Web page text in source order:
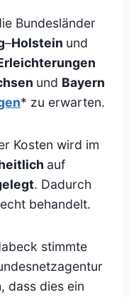
Bundesländer
–Holstein und
und Bayern
* zu erwarten.
Kosten wird im
auf
. Dadurch
behandelt.
stimmte
dass dies ein